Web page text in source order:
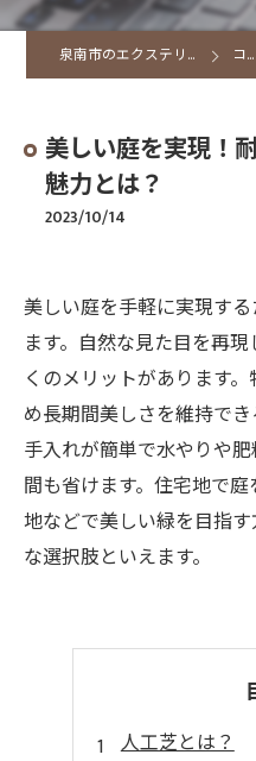
泉南市のエクステリアならK CRAFT コラム
美しい庭を実現！
魅力とは？
2023/10/14
美しい庭を手軽に実現す
ます。自然な見た目を再
くのメリットがあります
め長期間美しさを維持で
手入れが簡単で水やりや
間も省けます。住宅地で
地などで美しい緑を目指
な選択肢といえます。
人工芝とは？